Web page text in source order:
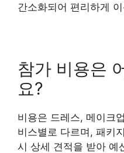
간소화되어 편리하게
참가 비용은
요?
비용은 드레스, 메이크
비스별로 다르며, 패키
시 상세 견적을 받아 예